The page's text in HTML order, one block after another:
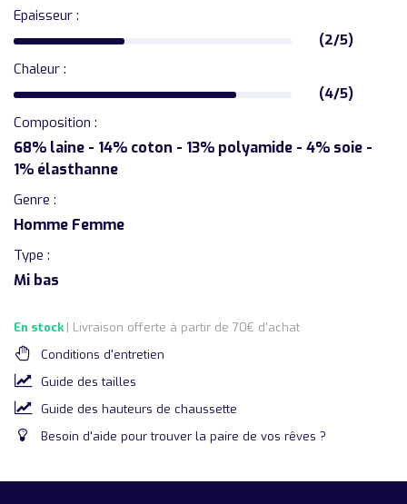
Epaisseur :
(2/5)
Chaleur :
(4/5)
Composition :
68% laine - 14% coton - 13% polyamide - 4% soie -
1% élasthanne
Genre :
Homme Femme
Type :
Mi bas
En stock| Livraison offerte à partir de 70€ d'achat
Conditions d'entretien
Guide des tailles
Guide des hauteurs de chaussette
Besoin d'aide pour trouver la paire de vos rêves ?